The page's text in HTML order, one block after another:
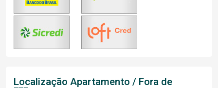
Localização Apartamento / Fora de